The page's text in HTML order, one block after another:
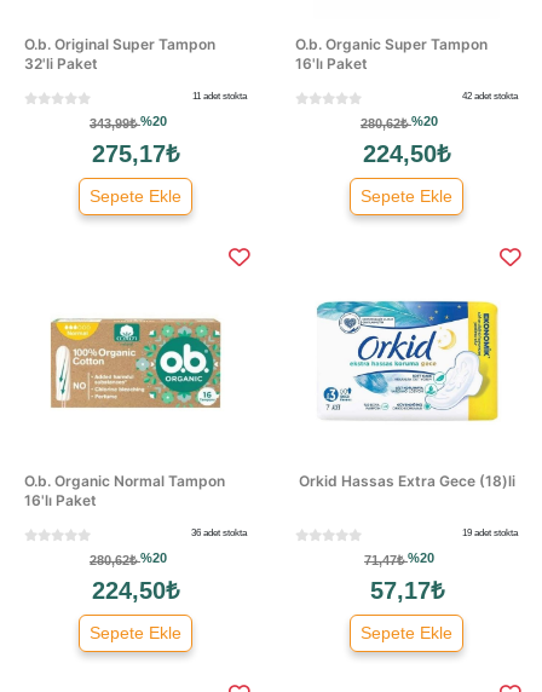
O.b. Original Super Tampon
32'li Paket
11 adet stokta
343,99₺%20
275,17₺
Sepete Ekle
O.b. Organic Super Tampon
16'lı Paket
42 adet stokta
280,62₺%20
224,50₺
Sepete Ekle
O.b. Organic Normal Tampon
16'lı Paket
36 adet stokta
280,62₺%20
224,50₺
Sepete Ekle
Orkid Hassas Extra Gece (18)li
19 adet stokta
71,47₺%20
57,17₺
Sepete Ekle